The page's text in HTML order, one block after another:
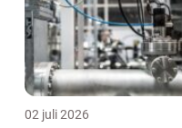
02 juli 2026